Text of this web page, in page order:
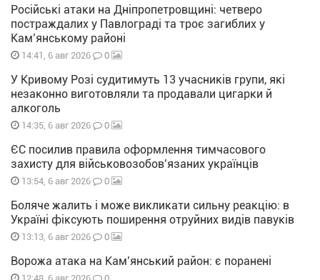
Російські атаки на Дніпропетровщині: четверо
постраждалих у Павлограді та троє загиблих у
Кам’янському районі
14:41, 6 авг 2026 0
У Кривому Розі судитимуть 13 учасників групи, які
незаконно виготовляли та продавали цигарки й
алкоголь
14:35, 6 авг 2026 0
ЄС посилив правила оформлення тимчасового
захисту для військовозобов’язаних українців
13:54, 6 авг 2026 0
Боляче жалить і може викликати сильну реакцію: в
Україні фіксують поширення отруйних видів павуків
13:13, 6 авг 2026 0
Ворожа атака на Кам’янський район: є поранені